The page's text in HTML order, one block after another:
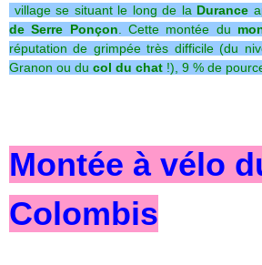
village se situant le long de la Durance
de Serre Ponçon
Cette montée du
réputation de grimpée très difficile (du
Granon ou du col du chat !), 9 % de
Montée à vélo
Colombis